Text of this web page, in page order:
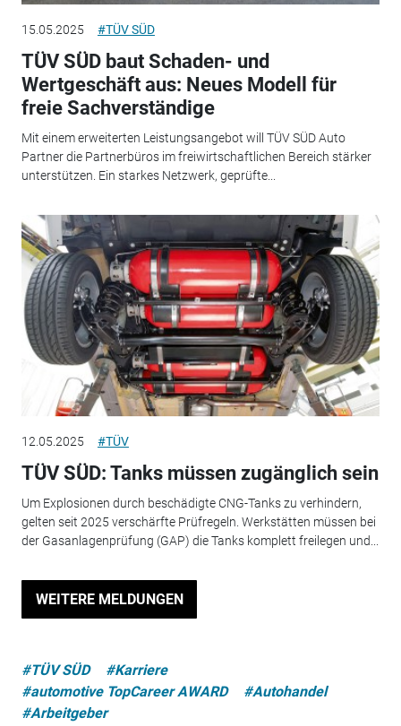
15.05.2025 #TÜV SÜD
TÜV SÜD baut Schaden- und
Wertgeschäft aus: Neues Modell für
freie Sachverständige
Mit einem erweiterten Leistungsangebot will TÜV SÜD Auto
Partner die Partnerbüros im freiwirtschaftlichen Bereich stärker
unterstützen. Ein starkes Netzwerk, geprüfte...
12.05.2025 #TÜV
TÜV SÜD: Tanks müssen zugänglich sein
Um Explosionen durch beschädigte CNG-Tanks zu verhindern,
gelten seit 2025 verschärfte Prüfregeln. Werkstätten müssen bei
der Gasanlagenprüfung (GAP) die Tanks komplett freilegen und...
WEITERE MELDUNGEN
#TÜV SÜD
#Karriere
#automotive TopCareer AWARD
#Autohandel
#Arbeitgeber